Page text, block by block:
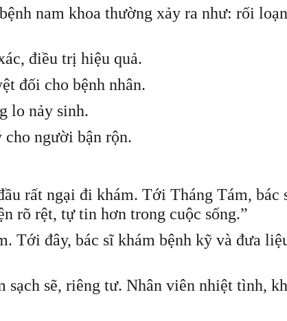
nam khoa thường xảy ra như: rối
điều trị hiệu quả.
đối cho bệnh nhân.
lo nảy sinh.
người bận rộn.
rất ngại đi khám. Tới Tháng Tám, bác
rõ rệt, tự tin hơn trong cuộc sống.”
Tới đây, bác sĩ khám bệnh kỹ và đưa
sạch sẽ, riêng tư. Nhân viên nhiệt tình,